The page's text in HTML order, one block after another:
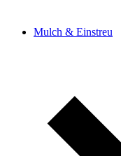
Mulch & Einstreu